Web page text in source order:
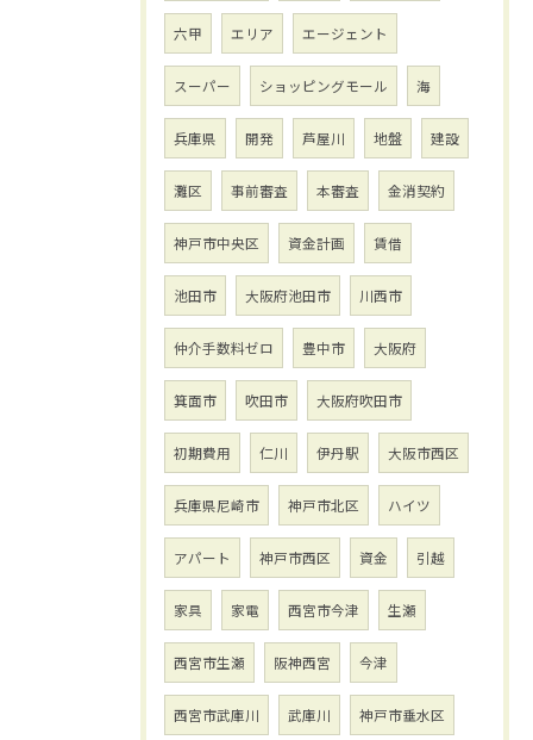
六甲 エリア エージェント
スーパー ショッピングモール 海
兵庫県 開発 芦屋川 地盤 建設
灘区 事前審査 本審査 金消契約
神戸市中央区 資金計画 賃借
池田市 大阪府池田市 川西市
仲介手数料ゼロ 豊中市 大阪府
箕面市 吹田市 大阪府吹田市
初期費用 仁川 伊丹駅 大阪市西区
兵庫県尼崎市 神戸市北区 ハイツ
アパート 神戸市西区 資金 引越
家具 家電 西宮市今津 生瀬
西宮市生瀬 阪神西宮 今津
西宮市武庫川 武庫川 神戸市垂水区